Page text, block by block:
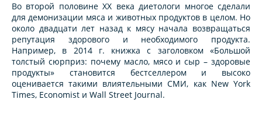
Во второй половине XX века диетологи многое сделали
для демонизации мяса и животных продуктов в целом. Но
около двадцати лет назад к мясу начала возвращаться
репутация здорового и необходимого продукта.
Например, в 2014 г. книжка с заголовком «Большой
толстый сюрприз: почему масло, мясо и сыр – здоровые
продукты» становится бестселлером и высоко
оценивается такими влиятельными СМИ, как New York
Times, Economist и Wall Street Journal.